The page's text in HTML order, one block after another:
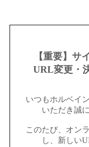
【重要】サ
URL変更・
いつもホルベイ
いただき誠
このたび、オン
し、新しい